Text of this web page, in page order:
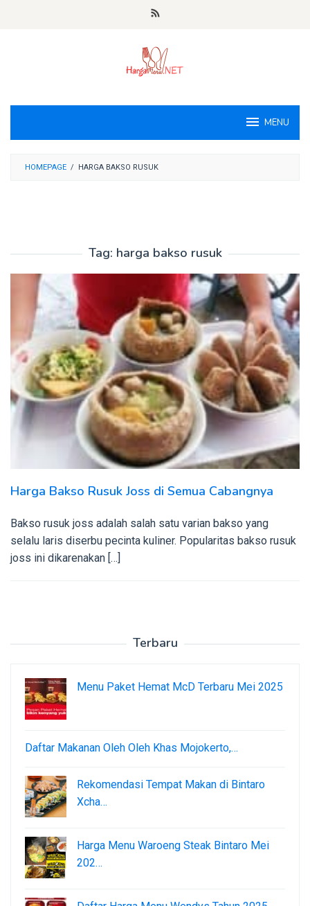
MENU
HOMEPAGE / HARGA BAKSO RUSUK
Tag: harga bakso rusuk
Harga Bakso Rusuk Joss di Semua Cabangnya
Bakso rusuk joss adalah salah satu varian bakso yang
selalu laris diserbu pecinta kuliner. Popularitas bakso rusuk
joss ini dikarenakan […]
Terbaru
Menu Paket Hemat McD Terbaru Mei 2025
Daftar Makanan Oleh Oleh Khas Mojokerto,…
Rekomendasi Tempat Makan di Bintaro
Xcha…
Harga Menu Waroeng Steak Bintaro Mei
202…